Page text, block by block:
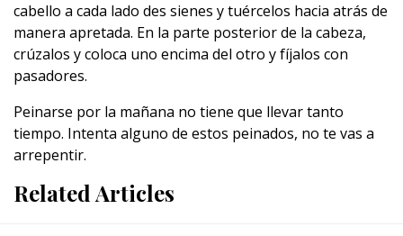
cabello a cada lado des sienes y tuércelos hacia atrás de
manera apretada. En la parte posterior de la cabeza,
crúzalos y coloca uno encima del otro y fíjalos con
pasadores.
Peinarse por la mañana no tiene que llevar tanto
tiempo. Intenta alguno de estos peinados, no te vas a
arrepentir.
Related Articles